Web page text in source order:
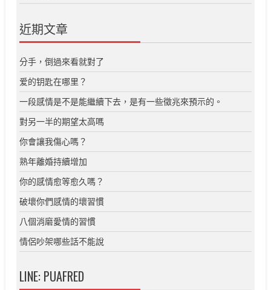
近期文章
分手，倒過來看就對了
爱的钥匙在哪里？
一段感情是不是能繼續下去，是有一些徵兆來預示的。
對另一半的期望太高嗎
你會讓我傷心嗎？
熟年離婚持續增加
你的感情愈等愈久嗎？
破壞你們感情的壞習慣
八個消磨愛情的習慣
情侶吵架哪些話不能說
LINE: PUAFRED